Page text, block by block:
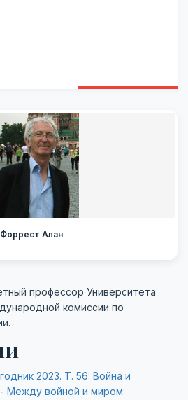
Форрест Алан
профессор Университета
комиссии по
2023. Т. 56: Война и
- Между войной и миром: